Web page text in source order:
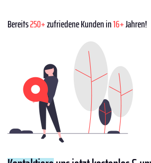
Bereits250+zufriedene Kunden in16+Jahren!